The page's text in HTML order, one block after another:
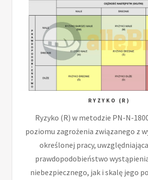
RYZYKO (R)
Ryzyko (R) w metodzie PN-N-
poziomu zagrożenia związanego z
określonej pracy,
prawdopodobieństwo
niebezpiecznego, jak i skalę jego